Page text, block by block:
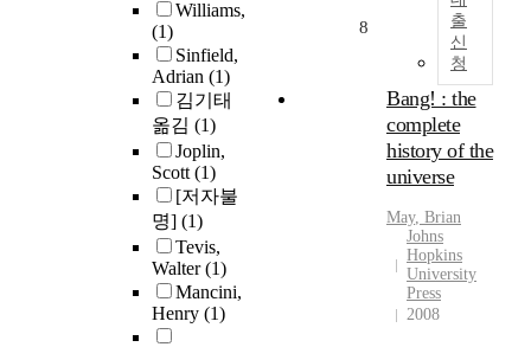
Williams,
(1)
Sinfield,
Adrian (1)
김기태
옮김 (1)
Joplin,
Scott(1)
[저자불
명] (1)
Tevis,
Walter(1)
Mancini,
Henry (1)
출
신
청
8
Bang! : the
complete
history of the
universe
May, Brian
Johns
Hopkins
University
Press
2008